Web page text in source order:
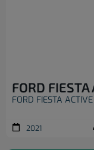
FORD FIESTA
FORD FIESTA ACTIVE
2021